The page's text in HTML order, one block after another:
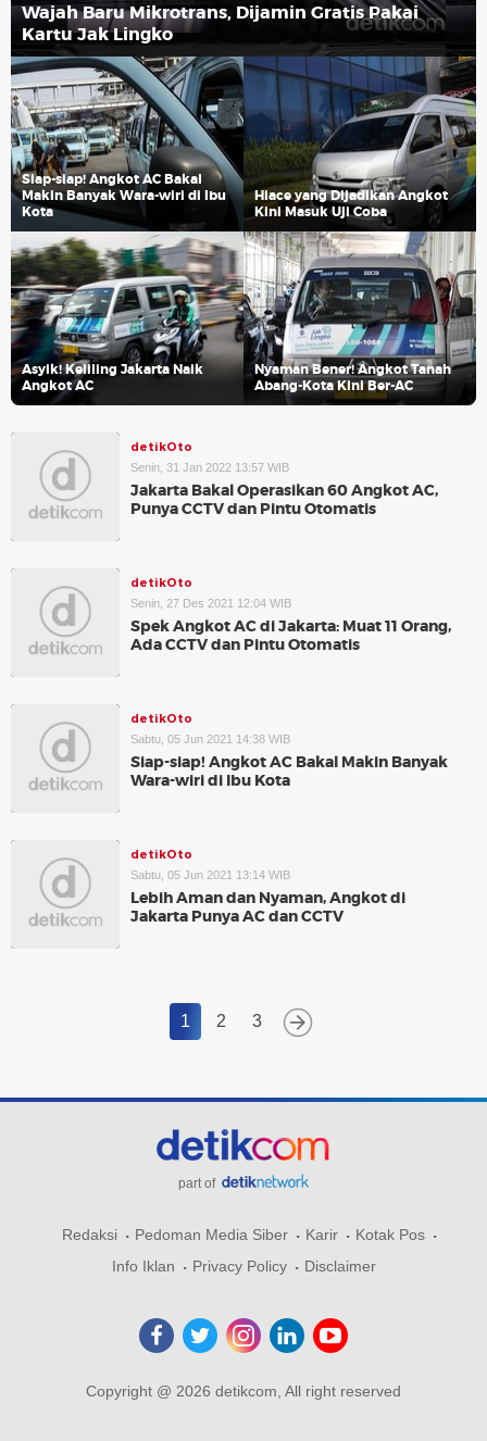
Wajah Baru Mikrotrans, Dijamin Gratis Pakai
Kartu Jak Lingko
Siap-siap! Angkot AC Bakal
Makin Banyak Wara-wiri di Ibu
Kota
Hiace yang Dijadikan Angkot
Kini Masuk Uji Coba
Asyik! Keliling Jakarta Naik
Angkot AC
Nyaman Bener! Angkot Tanah
Abang-Kota Kini Ber-AC
detikOto
Senin, 31 Jan 2022 13:57 WIB
Jakarta Bakal Operasikan 60 Angkot AC,
Punya CCTV dan Pintu Otomatis
detikOto
Senin, 27 Des 2021 12:04 WIB
Spek Angkot AC di Jakarta: Muat 11 Orang,
Ada CCTV dan Pintu Otomatis
detikOto
Sabtu, 05 Jun 2021 14:38 WIB
Siap-siap! Angkot AC Bakal Makin Banyak
Wara-wiri di Ibu Kota
detikOto
Sabtu, 05 Jun 2021 13:14 WIB
Lebih Aman dan Nyaman, Angkot di
Jakarta Punya AC dan CCTV
1 2 3
part of
Redaksi Pedoman Media Siber Karir
Kotak Pos
Info Iklan
Privacy Policy Disclaimer
Copyright @ 2026 detikcom, All right reserved